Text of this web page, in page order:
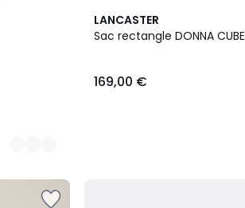
LANCASTER
Sac rectangle DONNA CUBE
169,00 €
8
Couleurs